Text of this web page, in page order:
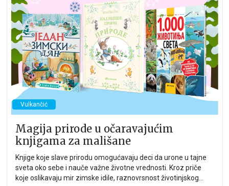
Vulkančić
Magija prirode u očaravajućim
knjigama za mališane
Knjige koje slave prirodu omogućavaju deci da urone u tajne
sveta oko sebe i nauče važne životne vrednosti. Kroz priče
koje oslikavaju mir zimske idile, raznovrsnost životinjskog